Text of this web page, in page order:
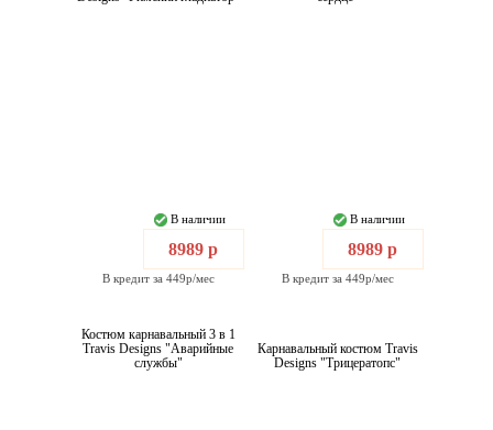
В наличии
8989 р
В кредит за 449р/мес
В наличии
8989 р
В кредит за 449р/мес
Костюм карнавальный 3 в 1
Travis Designs "Аварийные
службы"
Карнавальный костюм Travis
Designs "Трицератопс"